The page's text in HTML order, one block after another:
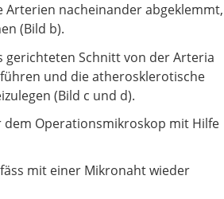
Arterien nacheinander abgeklemmt,
(Bild b).
gerichteten Schnitt von der Arteria
und die atherosklerotische
(Bild c und d).
Operationsmikroskop mit Hilfe
mit einer Mikronaht wieder